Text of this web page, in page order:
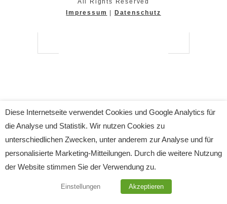
Impressum | Datenschutz
Diese Internetseite verwendet Cookies und Google Analytics für
die Analyse und Statistik. Wir nutzen Cookies zu
unterschiedlichen Zwecken, unter anderem zur Analyse und für
personalisierte Marketing-Mitteilungen. Durch die weitere Nutzung
der Website stimmen Sie der Verwendung zu.
Einstellungen Akzeptieren